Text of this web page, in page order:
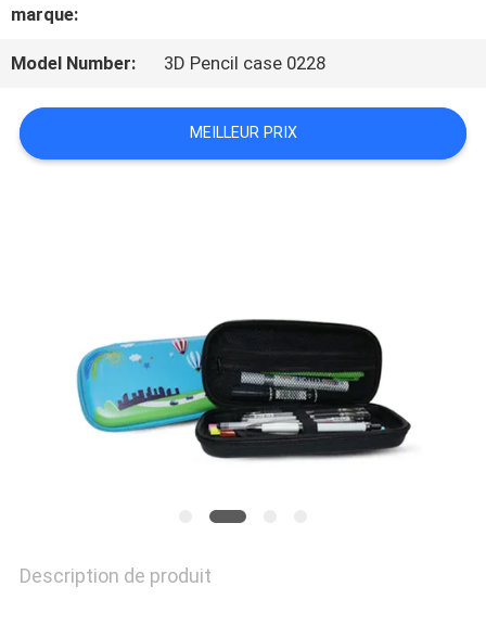
NOUS
VISITE
D'USINE
PLAN
PRIVACY
marque:
Model Number: 3D Pencil case 0228
MEILLEUR PRIX
Description de produit